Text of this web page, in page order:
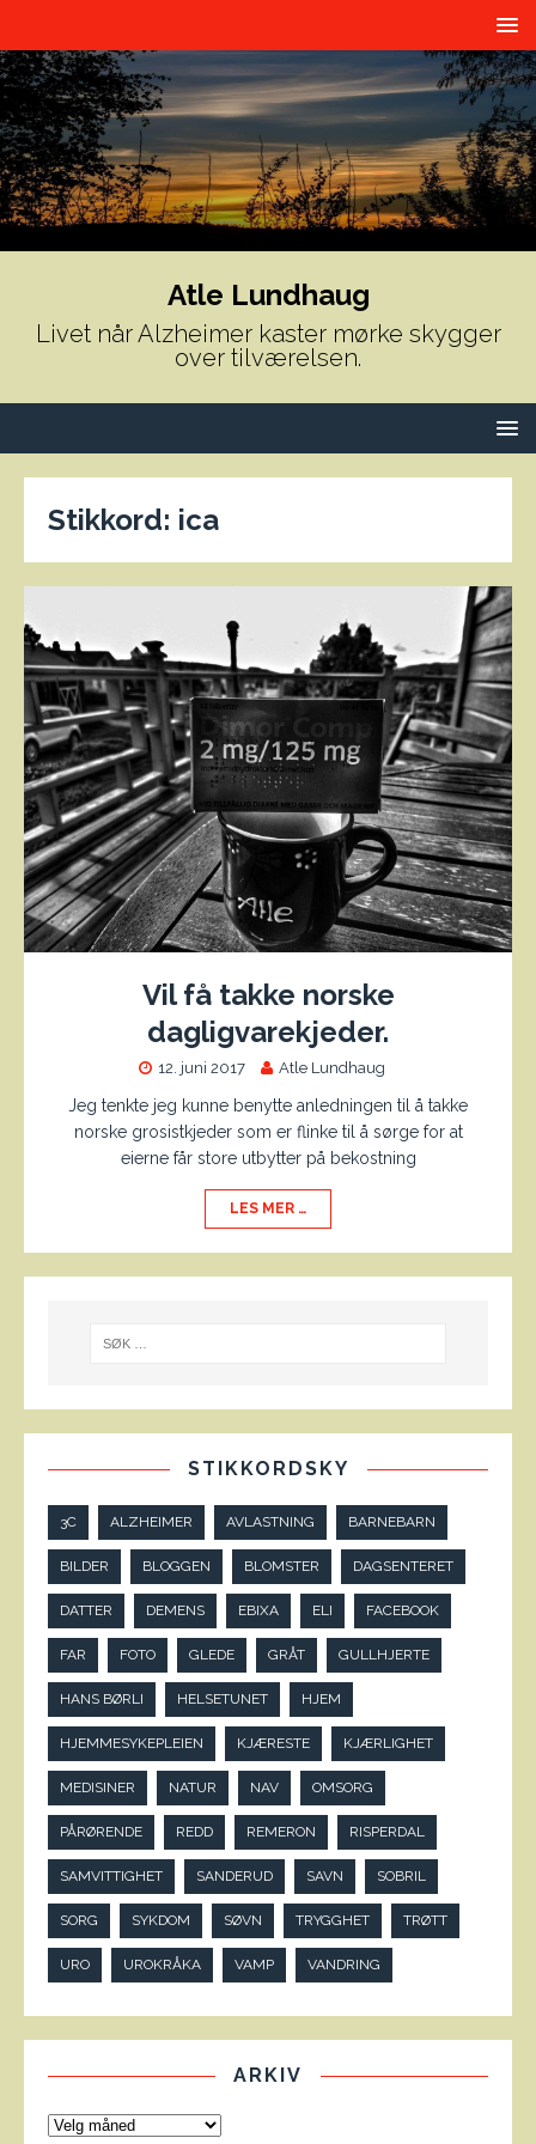
Atle Lundhaug
Livet når Alzheimer kaster mørke skygger
over tilværelsen.
Stikkord: ica
Vil få takke norske
dagligvarekjeder.
12. juni 2017 Atle Lundhaug
Jeg tenkte jeg kunne benytte anledningen til å takke
norske grosistkjeder som er flinke til å sørge for at
eierne får store utbytter på bekostning
LES MER …
STIKKORDSKY
3C ALZHEIMER AVLASTNING BARNEBARN
BILDER BLOGGEN BLOMSTER DAGSENTERET
DATTER DEMENS EBIXA ELI FACEBOOK
FAR FOTO GLEDE GRÅT GULLHJERTE
HANS BØRLI HELSETUNET HJEM
HJEMMESYKEPLEIEN KJÆRESTE KJÆRLIGHET
MEDISINER NATUR NAV OMSORG
PÅRØRENDE REDD REMERON RISPERDAL
SAMVITTIGHET SANDERUD SAVN SOBRIL
SORG SYKDOM SØVN TRYGGHET TRØTT
URO UROKRÅKA VAMP VANDRING
ARKIV